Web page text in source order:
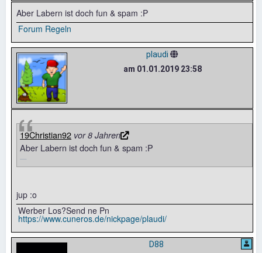
Aber Labern ist doch fun & spam :P
Forum Regeln
plaudi
am 01.01.2019 23:58
19Christian92 vor 8 Jahren
Aber Labern ist doch fun & spam :P
jup :o
Werber Los?Send ne Pn
https://www.cuneros.de/nickpage/plaudi/
D88